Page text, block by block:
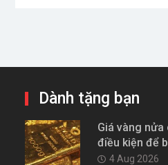
Dành tặng bạn
Giá vàng nửa
điều kiện để
4 Aug 2026